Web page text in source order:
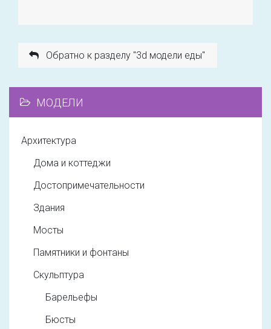
Обратно к разделу "3d модели еды"
МОДЕЛИ
Архитектура
Дома и коттеджи
Достопримечательности
Здания
Мосты
Памятники и фонтаны
Скульптура
Барельефы
Бюсты